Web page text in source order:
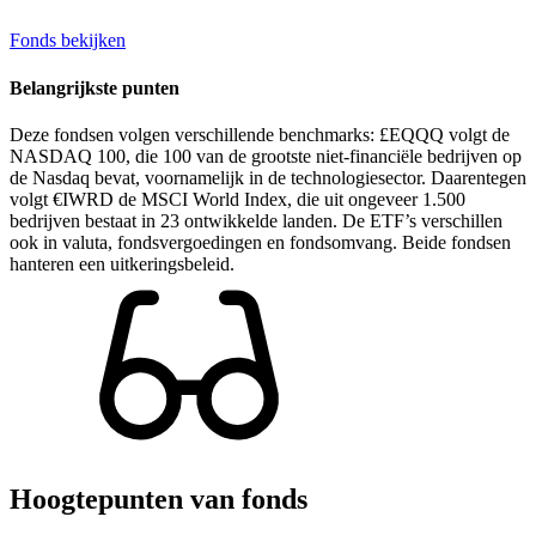
Fonds bekijken
Belangrijkste punten
Deze fondsen volgen verschillende benchmarks: £EQQQ volgt de
NASDAQ 100, die 100 van de grootste niet-financiële bedrijven op
de Nasdaq bevat, voornamelijk in de technologiesector. Daarentegen
volgt €IWRD de MSCI World Index, die uit ongeveer 1.500
bedrijven bestaat in 23 ontwikkelde landen. De ETF’s verschillen
ook in valuta, fondsvergoedingen en fondsomvang. Beide fondsen
hanteren een uitkeringsbeleid.
Hoogtepunten van fonds